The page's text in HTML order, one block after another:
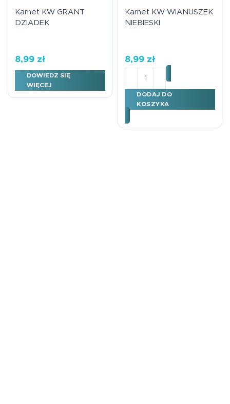
Karnet KW GRANT
DZIADEK
8,99 zł
DOWIEDZ SIĘ
WIĘCEJ
Karnet KW WIANUSZEK
NIEBIESKI
8,99 zł
ilość Karnet KW
DODAJ DO
KOSZYKA